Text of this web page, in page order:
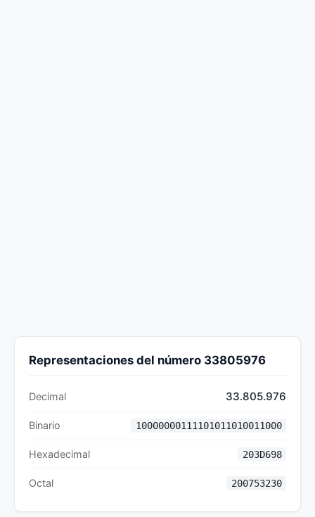
Representaciones del número 33805976
Decimal 33.805.976
Binario 10000000111101011010011000
Hexadecimal 203D698
Octal 200753230